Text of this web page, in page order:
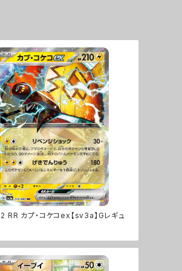
RR カプ・コケコex【sv3a】Gレギュ